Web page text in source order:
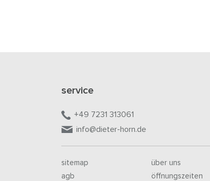
service
+49 7231 313061
info@dieter-horn.de
sitemap
agb
über uns
öffnungszeiten